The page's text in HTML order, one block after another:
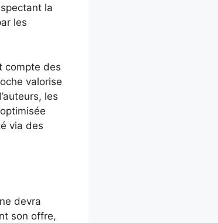
la
les
compte des
valorise
les
via des
devra
son offre,